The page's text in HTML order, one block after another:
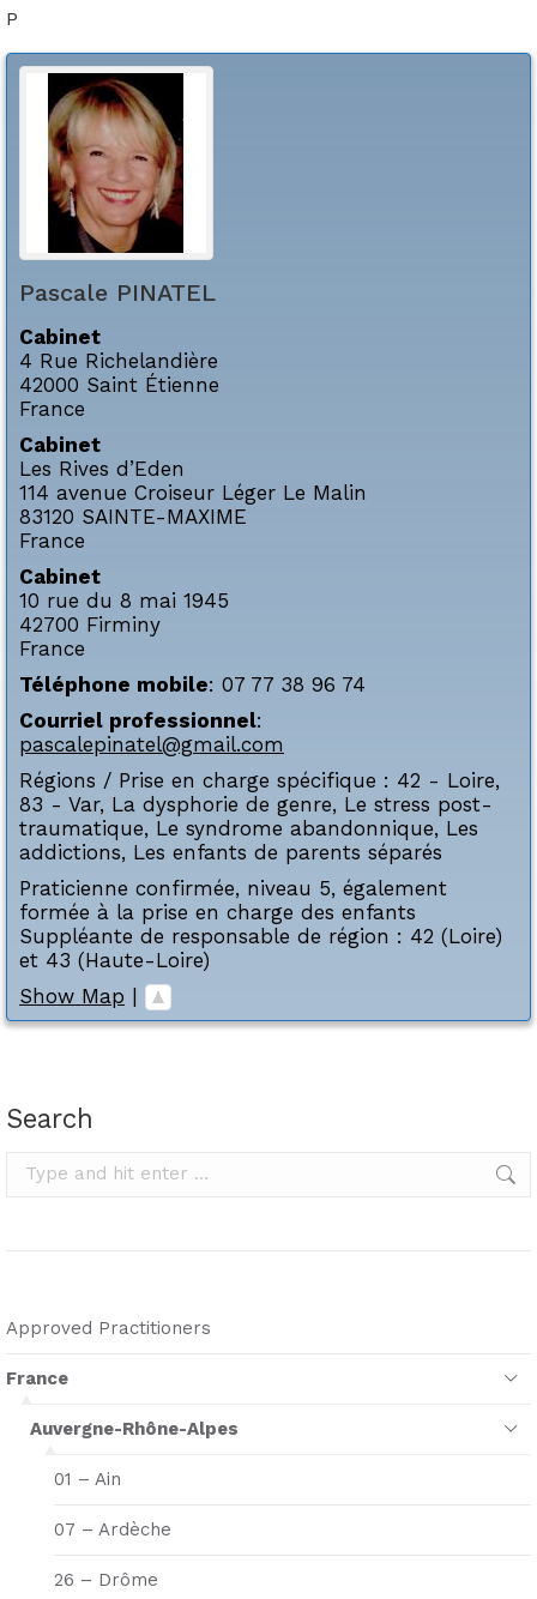
P
Pascale PINATEL
Cabinet
4 Rue Richelandière
42000 Saint Étienne
France
Cabinet
Les Rives d’Eden
114 avenue Croiseur Léger Le Malin
83120 SAINTE-MAXIME
France
Cabinet
10 rue du 8 mai 1945
42700 Firminy
France
Téléphone mobile: 07 77 38 96 74
Courriel professionnel:
pascalepinatel@gmail.com
Régions / Prise en charge spécifique : 42 - Loire,
83 - Var, La dysphorie de genre, Le stress post-
traumatique, Le syndrome abandonnique, Les
addictions, Les enfants de parents séparés
Praticienne confirmée, niveau 5, également
formée à la prise en charge des enfants
Suppléante de responsable de région : 42 (Loire)
et 43 (Haute-Loire)
Show Map |
Search
Search:
Approved Practitioners
France
Auvergne-Rhône-Alpes
01 – Ain
07 – Ardèche
26 – Drôme